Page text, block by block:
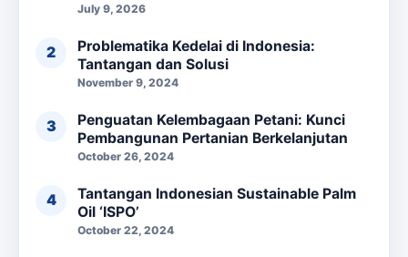
July 9, 2026
Problematika Kedelai di Indonesia:
Tantangan dan Solusi
November 9, 2024
Penguatan Kelembagaan Petani: Kunci
Pembangunan Pertanian Berkelanjutan
October 26, 2024
Tantangan Indonesian Sustainable Palm
Oil ‘ISPO’
October 22, 2024